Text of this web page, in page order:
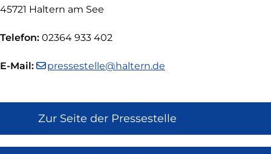
45721 Haltern am See
Telefon: 02364 933 402
E-Mail: pressestelle@haltern.de
Zur Seite der Pressestelle